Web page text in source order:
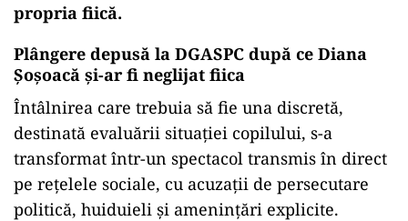
propria fiică.
Plângere depusă la DGASPC după ce Diana
Şoşoacă şi-ar fi neglijat fiica
Întâlnirea care trebuia să fie una discretă,
destinată evaluării situației copilului, s-a
transformat într-un spectacol transmis în direct
pe rețelele sociale, cu acuzații de persecutare
politică, huiduieli și amenințări explicite.